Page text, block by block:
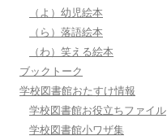
（よ）幼児絵本
（ら）落語絵本
（わ）笑える絵本
ブックトーク
学校図書館おたすけ情報
学校図書館お役立ちファイル
学校図書館小ワザ集